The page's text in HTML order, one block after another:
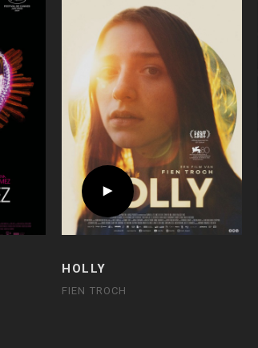
HOLLY
FIEN TROCH